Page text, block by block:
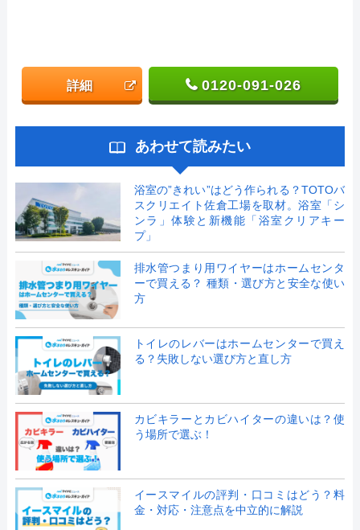
詳細 0120-091-026
あわせて読みたい
浴室の”きれい”はどう作られる？TOTOバ
スクリエイト佐倉工場を取材。浴室「シ
ンラ」体験と新機能「浴室クリアキー
プ」
排水管つまり用ワイヤーはホームセンタ
ーで買える？ 種類・選び方と安全な使い
方
トイレのレバーはホームセンターで買え
る？失敗しない選び方と直し方
カビキラーとカビハイターの違いは？使
う場所で選ぶ！
イースマイルの評判・口コミはどう？料
金・対応・注意点を中立的に解説